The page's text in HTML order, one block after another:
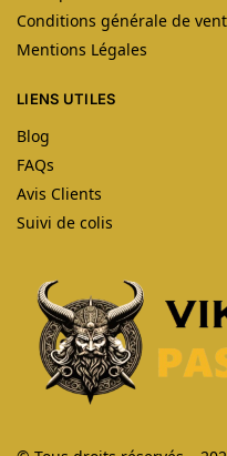
Conditions générale de
Mentions Légales
LIENS UTILES
Blog
FAQs
Avis Clients
Suivi de colis